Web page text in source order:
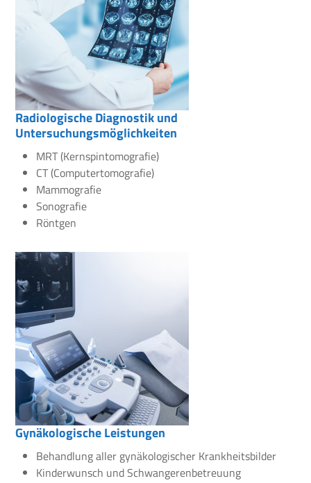
Radiologische Diagnostik und
Untersuchungsmöglichkeiten
MRT (Kernspintomografie)
CT (Computertomografie)
Mammografie
Sonografie
Röntgen
Gynäkologische Leistungen
Behandlung aller gynäkologischer Krankheitsbilder
Kinderwunsch und Schwangerenbetreuung